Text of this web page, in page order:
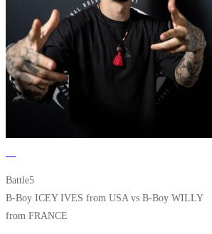
Battle5
B-Boy ICEY IVES from USA vs B-Boy WILLY
from FRANCE